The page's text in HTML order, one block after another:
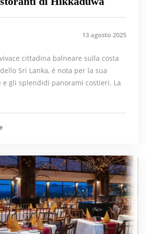
13 agosto 2025
cittadina balneare sulla costa
Sri Lanka, è nota per la sua
e gli splendidi panorami costieri. La